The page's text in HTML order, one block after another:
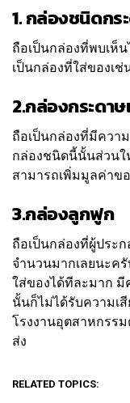
1. กล่องชนิดก
ถือเป็นกล่องที่พบเห็
เป็นกล่องที่ใส่ของเ
2.กล่องกระดา
ถือเป็นกล่องที่มีควา
กล่องชนิดนี้นั้นส่วนใ
สามารถเพิ่มมูลค่าข
3.กล่องลูกฟูก
ถือเป็นกล่องที่ผู้ประ
จำนวนมากเลยนะค
ใส่ของได้ทีละมาก มี
นั้นก็ไม่ได้รับความเ
โรงงานอุตสาหกรร
ส่ง
RELATED TOPICS: